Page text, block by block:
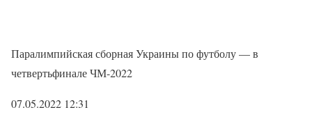
Паралимпийская сборная Украины по футболу — в
четвертьфинале ЧМ-2022
07.05.2022 12:31